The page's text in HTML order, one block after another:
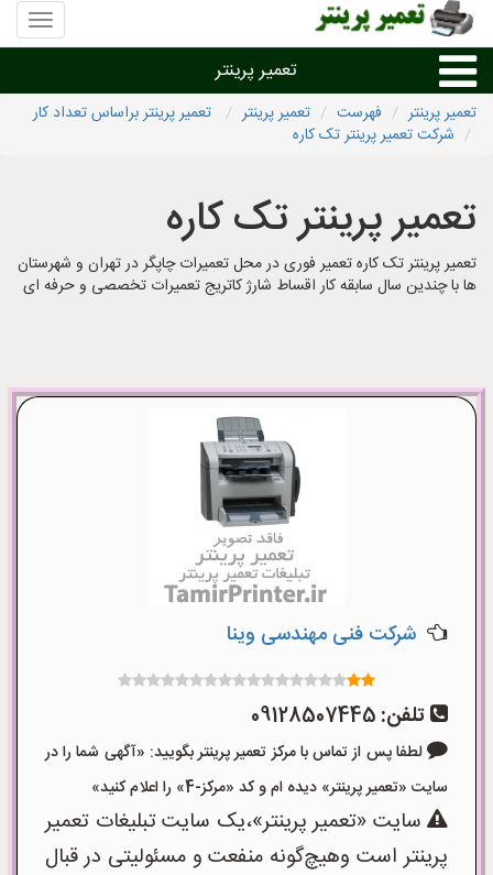
منوی
سایت
پرینتر
تعمیر پرینتر
تعمیر براساس نوع پرینتر
تعمیر پرینتر براساس برند
تعمیر پرینتر در شهرها
تعمیر پرینتر فهرست تعمیر پرینتر
تعمیر پرینتر براساس تعداد کار
شرکت تعمیر پرینتر تک کاره
تعمیر پرینتر تک کاره
تعمیر پرینتر تک کاره تعمیر فوری در محل تعمیرات چاپگر در تهران و شهرستان
ها با چندین سال سابقه کار اقساط شارژ کاتریج تعمیرات تخصصی و حرفه ای
شرکت فنی مهندسی وینا
تلفن: 09128507445
لطفا پس از تماس با مرکز تعمیر پرینتر بگویید: «آگهی شما را در
سایت «تعمیر پرینتر» دیده ام و کد «مرکز-4» را اعلام کنید»
سایت «تعمیر پرینتر»،یک سایت تبلیغات تعمیر
پرینتر است وهیچ‌گونه منفعت و مسئولیتی در قبال